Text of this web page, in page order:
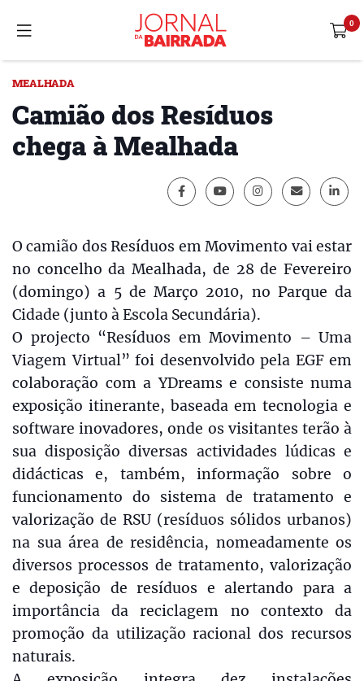
MEALHADA
Camião dos Resíduos
chega à Mealhada
O camião dos Resíduos em Movimento vai estar
no concelho da Mealhada, de 28 de Fevereiro
(domingo) a 5 de Março 2010, no Parque da
Cidade (junto à Escola Secundária).
O projecto “Resíduos em Movimento – Uma
Viagem Virtual” foi desenvolvido pela EGF em
colaboração com a YDreams e consiste numa
exposição itinerante, baseada em tecnologia e
software inovadores, onde os visitantes terão à
sua disposição diversas actividades lúdicas e
didácticas e, também, informação sobre o
funcionamento do sistema de tratamento e
valorização de RSU (resíduos sólidos urbanos)
na sua área de residência, nomeadamente os
diversos processos de tratamento, valorização
e deposição de resíduos e alertando para a
importância da reciclagem no contexto da
promoção da utilização racional dos recursos
naturais.